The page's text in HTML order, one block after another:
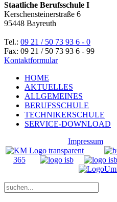
Staatliche Berufsschule I
Kerschensteinerstraße 6
95448 Bayreuth
Tel.: 09 21 / 50 73 93 6 - 0
Fax: 09 21 / 50 73 93 6 - 99
Kontaktformular
HOME
AKTUELLES
ALLGEMEINES
BERUFSSCHULE
TECHNIKERSCHULE
SERVICE-DOWNLOAD
Impressum
365